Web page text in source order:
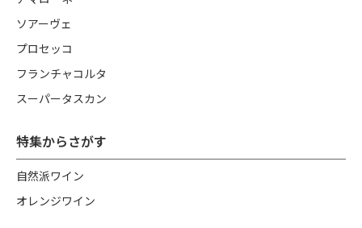
ソアーヴェ
プロセッコ
フランチャコルタ
スーパータスカン
特集からさがす
自然派ワイン
オレンジワイン